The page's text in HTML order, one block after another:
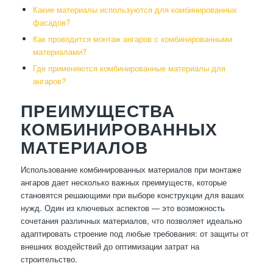
Какие материалы используются для комбинированных
фасадов?
Как проводится монтаж ангаров с комбинированными
материалами?
Где применяются комбинированные материалы для
ангаров?
ПРЕИМУЩЕСТВА
КОМБИНИРОВАННЫХ
МАТЕРИАЛОВ
Использование комбинированных материалов при монтаже
ангаров дает несколько важных преимуществ, которые
становятся решающими при выборе конструкции для ваших
нужд. Один из ключевых аспектов — это возможность
сочетания различных материалов, что позволяет идеально
адаптировать строение под любые требования: от защиты от
внешних воздействий до оптимизации затрат на
строительство.